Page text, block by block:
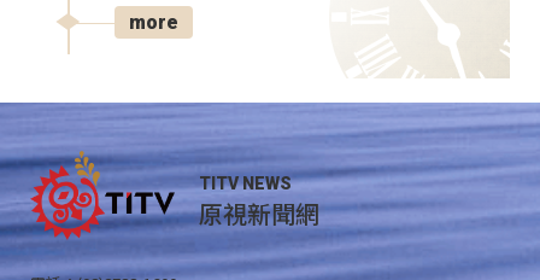
more
TITV NEWS
原視新聞網